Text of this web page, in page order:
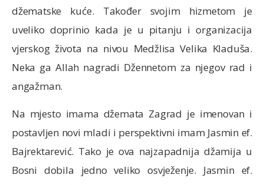
džematske kuće. Također svojim hizmetom je
uveliko doprinio kada je u pitanju i organizacija
vjerskog života na nivou Medžlisa Velika Kladuša.
Neka ga Allah nagradi Džennetom za njegov rad i
angažman.
Na mjesto imama džemata Zagrad je imenovan i
postavljen novi mladi i perspektivni imam Jasmin ef.
Bajrektarević. Tako je ova najzapadnija džamija u
Bosni dobila jedno veliko osvježenje. Jasmin ef.